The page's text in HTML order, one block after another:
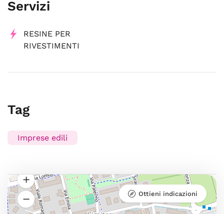
Servizi
RESINE PER
RIVESTIMENTI
Tag
Imprese edili
Ottieni indicazioni